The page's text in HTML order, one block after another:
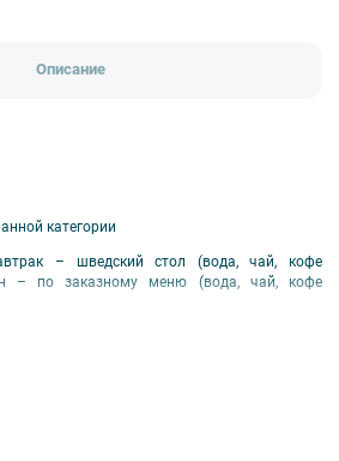
Описание
категории
– шведский стол (вода, чай, кофе
– по заказному меню (вода, чай, кофе